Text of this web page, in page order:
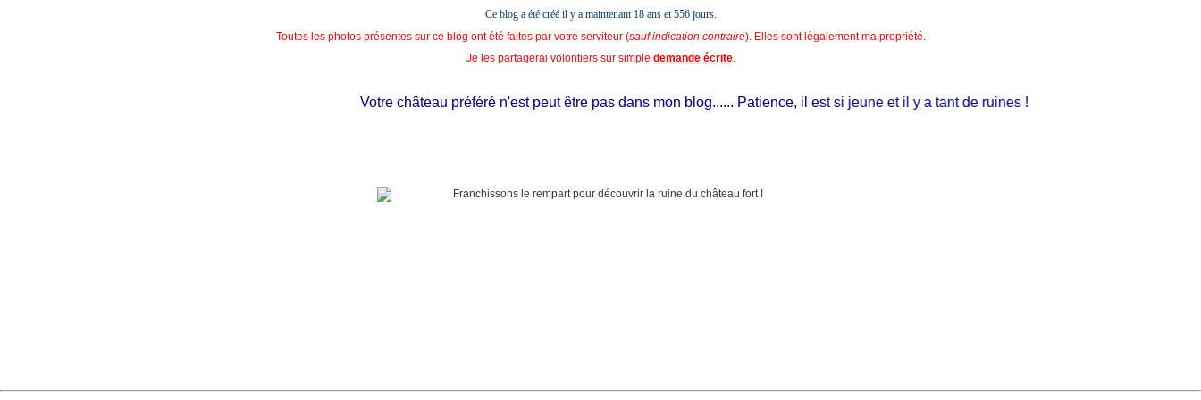
Ce blog a été créé il y a maintenant 18 ans et556 jours.
Toutes les photos présentes sur ce blog ont été faites par votre serviteur (sauf indication contraire). Elles sont légalement ma propriété.
Je les partagerai volontiers sur simple demande écrite.
Votre château préféré n'est peut être pas dans mon blog...... Patience, il est si jeune et il y a tant de ruines !